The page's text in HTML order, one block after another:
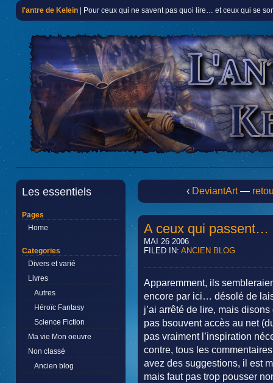
l'antre de Kelein | Pour ceux qui ne savent pas quoi lire… et ceux qui se
Les essentiels
Pages
Home
Categories
Divers et varié
Livres
Autres
Héroïc Fantasy
Science Fiction
Ma vie Mon oeuvre
Non classé
Ancien blog
‹ DeviantArt—
A ceux qui passent…
MAI 26 2006
FILED IN: ANCIEN BLOG
Apparemment, ils
encore par ici… désolé de
j’ai arrêté de lire, mais
pas bsouvent accès au net
pas vraiment l’inspiration
contre, tous les
avez des suggestions, il est
mais faut pas trop pousser